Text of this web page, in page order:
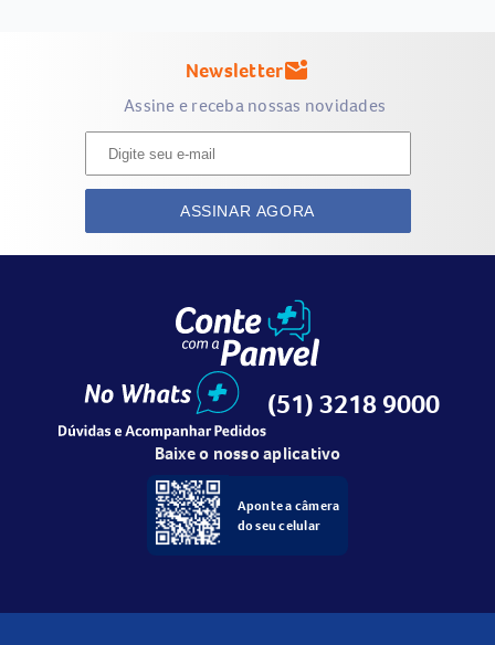
Newslettermark_email_unread
Assine e receba nossas novidades
ASSINAR AGORA
(51) 3218 9000
Baixe o nosso aplicativo
Aponte a câmera
do seu celular